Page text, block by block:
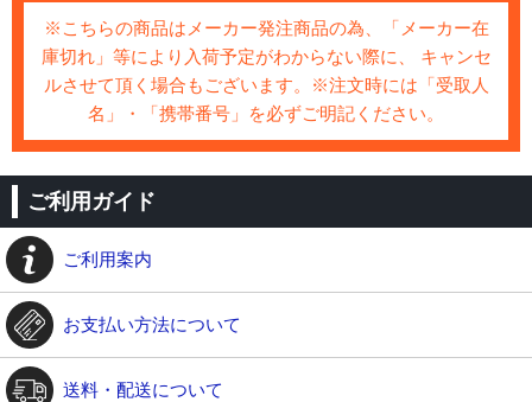
※こちらの商品はメーカー発注商品の為、「メーカー在
庫切れ」等により入荷予定がわからない際に、 キャンセ
ルさせて頂く場合もございます。※注文時には「受取人
名」・「携帯番号」を必ずご明記ください。
ご利用ガイド
ご利用案内
お支払い方法について
送料・配送について